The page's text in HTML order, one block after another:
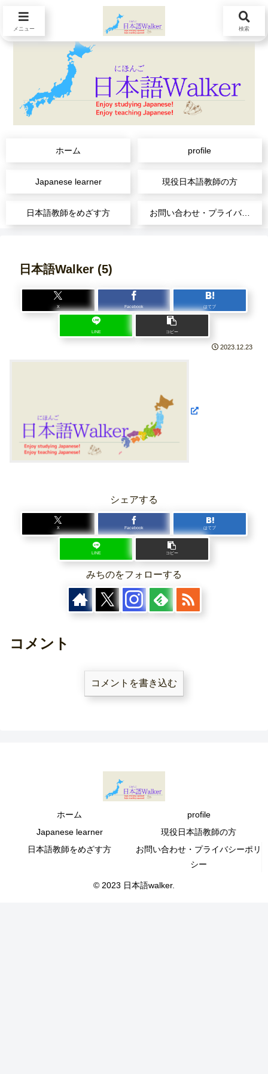
ホーム profile
Japanese learner 現役日本語教師の方
日本語教師をめざす方 お問い合わせ・プライバシーポリシー
日本語Walker (5)
X Facebook はてブ
LINE コピー
2023.12.23
シェアする
X Facebook はてブ
LINE コピー
みちのをフォローする
コメント
コメントを書き込む
ホーム
profile
Japanese learner
現役日本語教師の方
日本語教師をめざす方
お問い合わせ・プライバシーポリ
シー
© 2023 日本語walker.
メニュー 検索